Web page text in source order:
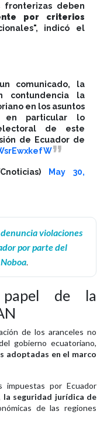
fronterizas deben
por criterios
indicó el
comunicado, la
contundencia la
en los asuntos
en particular lo
de este
de Ecuador de
May 30,
denuncia violaciones
por parte del
.
papel de la
de los aranceles no
gobierno ecuatoriano,
adoptadas en el marco
impuestas por Ecuador
la seguridad jurídica de
de las regiones